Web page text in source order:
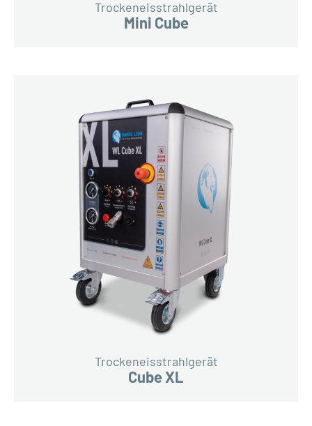
Trockeneisstrahlgerät
Mini Cube
Trockeneisstrahlgerät
Cube XL